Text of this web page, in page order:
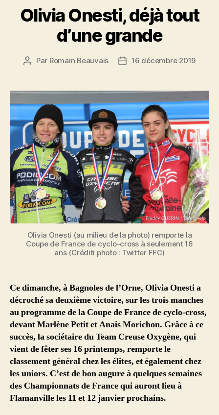
Olivia Onesti, déjà tout
d’une grande
Auteur
Par Romain Beauvais
Date16 décembre 2019
Olivia Onesti (au milieu de la photo) remporte la
Coupe de France de cyclo-cross à seulement 16
ans (Créditi photo : Twitter FFC)
Ce dimanche, à Bagnoles de l’Orne, Olivia Onesti a
décroché sa deuxième victoire, sur les trois manches
au programme de la Coupe de France de cyclo-cross,
devant Marlène Petit et Anais Morichon. Grâce à ce
succès, la sociétaire du Team Creuse Oxygène, qui
vient de fêter ses 16 printemps, remporte le
classement général chez les élites, et également chez
les uniors. C’est de bon augure à quelques semaines
des Championnats de France qui auront lieu à
Flamanville les 11 et 12 janvier prochains.